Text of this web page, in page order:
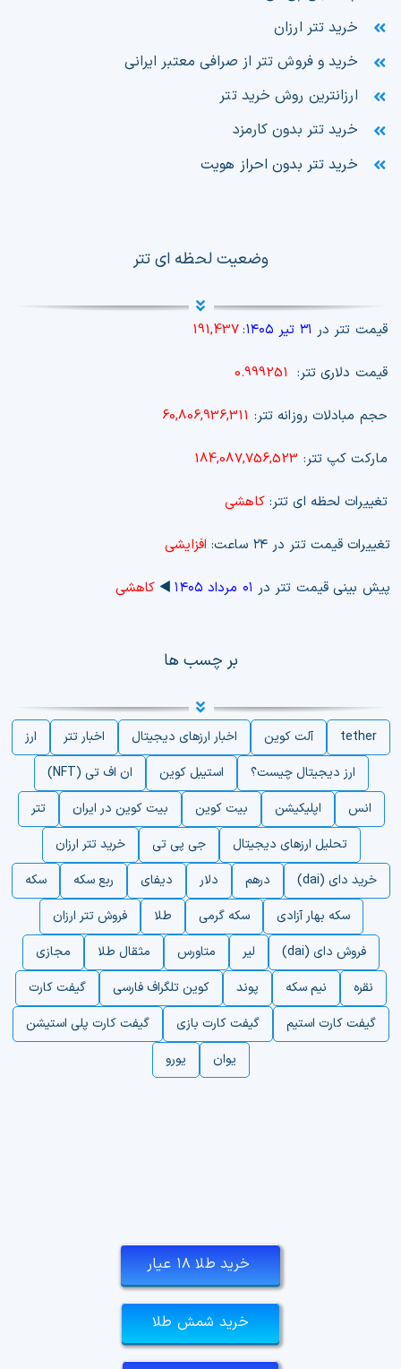
خرید تتر ارزان
خرید و فروش تتر از صرافی معتبر ایرانی
ارزانترین روش خرید تتر
خرید تتر بدون کارمزد
خرید تتر بدون احراز هویت
وضعیت لحظه ای تتر
قیمت تتر در ۳۱ تیر ۱۴۰۵ :
191,437
قیمت دلاری تتر: 0.999251
حجم مبادلات روزانه تتر: 60,806,936,311
مارکت کپ تتر: 184,087,756,523
تغییرات لحظه ای تتر:کاهشی
تغییرات قیمت تتر در ۲۴ ساعت: افزایشی
پیش بینی قیمت تتر در ۰۱ مرداد ۱۴۰۵ ◀️ کاهشی
بر چسب ها
tether آلت کوین اخبار ارزهای دیجیتال اخبار تتر
ارز
ارز دیجیتال چیست؟
استیبل کوین
ان اف تی (NFT)
انس
اپلیکیشن بیت کوین بیت کوین در ایران
تتر
تحلیل ارزهای دیجیتال
جی پی تی
خرید تتر ارزان
خرید دای (dai)
درهم دلار دیفای ربع سکه
سکه
سکه بهار آزادی
سکه گرمی طلا
فروش تتر ارزان
فروش دای (dai)
لیر متاورس مثقال طلا
مجازی
نقره
نیم سکه پوند کوین تلگراف فارسی
گیفت کارت
گیفت کارت استیم
گیفت کارت بازی
گیفت کارت پلی استیشن
یوان
یورو
خرید طلا ۱۸ عیار
خرید شمش طلا